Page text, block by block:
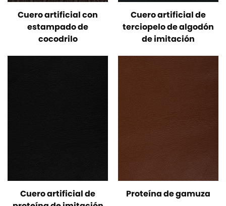
Cuero artificial con
estampado de
cocodrilo
Cuero artificial de
terciopelo de algodón
de imitación
Cuero artificial de
Proteína de gamuza